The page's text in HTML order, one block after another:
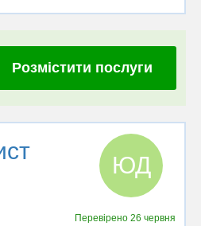
Розмістити послуги
ЮД
Перевірено26 червня